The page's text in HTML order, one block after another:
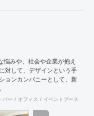
悩みや、社会や企業が抱え
対して、デザインという手
ョンカンパニーとして、新
バー オフィス イベントブース・シ